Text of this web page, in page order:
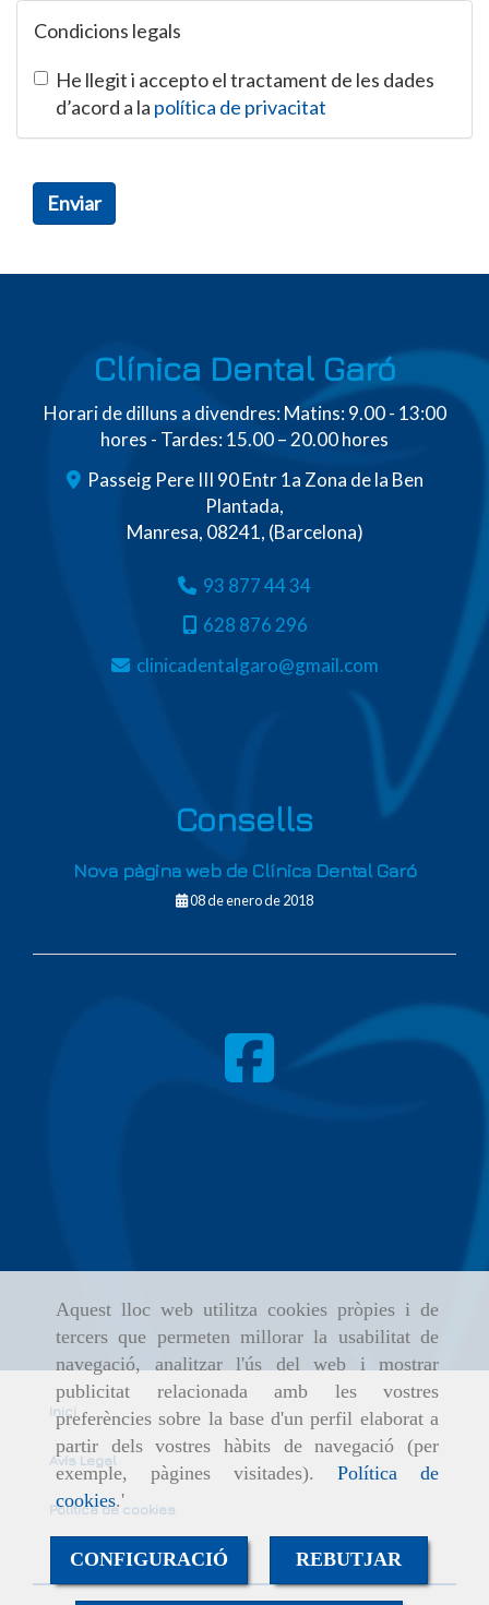
Aquest lloc web utilitza cookies pròpies i de
tercers que permeten millorar la usabilitat de
navegació, analitzar l'ús del web i mostrar
publicitat relacionada amb les vostres
preferències sobre la base d'un perfil elaborat a
partir dels vostres hàbits de navegació (per
exemple, pàgines visitades). Política de
cookies.'
CONFIGURACIÓ REBUTJAR
Condicions legals
He llegit i accepto el tractament de les dades
d’acord a la política de privacitat
Enviar
Clínica Dental Garó
Horari de dilluns a divendres: Matins: 9.00 - 13:00
hores - Tardes: 15.00 – 20.00 hores
Passeig Pere III 90 Entr 1a Zona de la Ben
Plantada,
Manresa, 08241, (Barcelona)
93 877 44 34
628 876 296
clinicadentalgaro
gmail.com
Consells
Nova pàgina web de Clínica Dental Garó
08 de enero de 2018
Inici
Avís Legal
Política de cookies
Política de Privacitat